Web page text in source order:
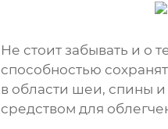
Не стоит забывать и о
способностью
в области шеи, спины и
средством для